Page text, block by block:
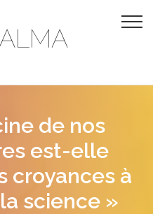
de nos
est-elle
croyances à
science »